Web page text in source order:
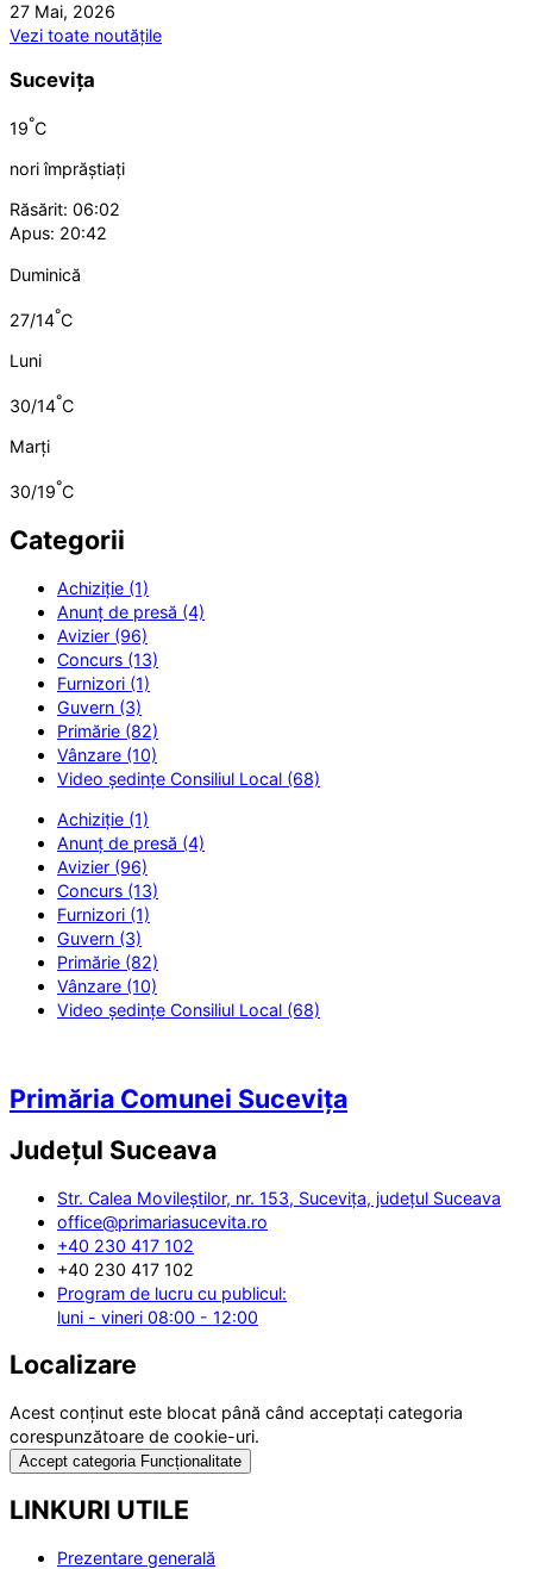
27 Mai, 2026
Vezi toate noutățile
Sucevița
19°C
nori împrăștiați
Răsărit: 06:02
Apus: 20:42
Duminică
27/14°C
Luni
30/14°C
Marți
30/19°C
Categorii
Achiziție (1)
Anunț de presă (4)
Avizier (96)
Concurs (13)
Furnizori (1)
Guvern (3)
Primărie (82)
Vânzare (10)
Video ședințe Consiliul Local (68)
Achiziție (1)
Anunț de presă (4)
Avizier (96)
Concurs (13)
Furnizori (1)
Guvern (3)
Primărie (82)
Vânzare (10)
Video ședințe Consiliul Local (68)
Primăria Comunei Sucevița
Județul Suceava
Str. Calea Movileștilor, nr. 153, Sucevița, județul Suceava
office@primariasucevita.ro
+40 230 417 102
+40 230 417 102
Program de lucru cu publicul:
luni - vineri 08:00 - 12:00
Localizare
Acest conținut este blocat până când acceptați categoria
corespunzătoare de cookie-uri.
Accept categoria Funcționalitate
LINKURI UTILE
Prezentare generală